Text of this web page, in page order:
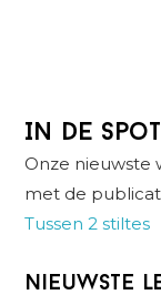
In de
Onze nieuwste
met de
Tussen 2 stiltes
Nieuwste